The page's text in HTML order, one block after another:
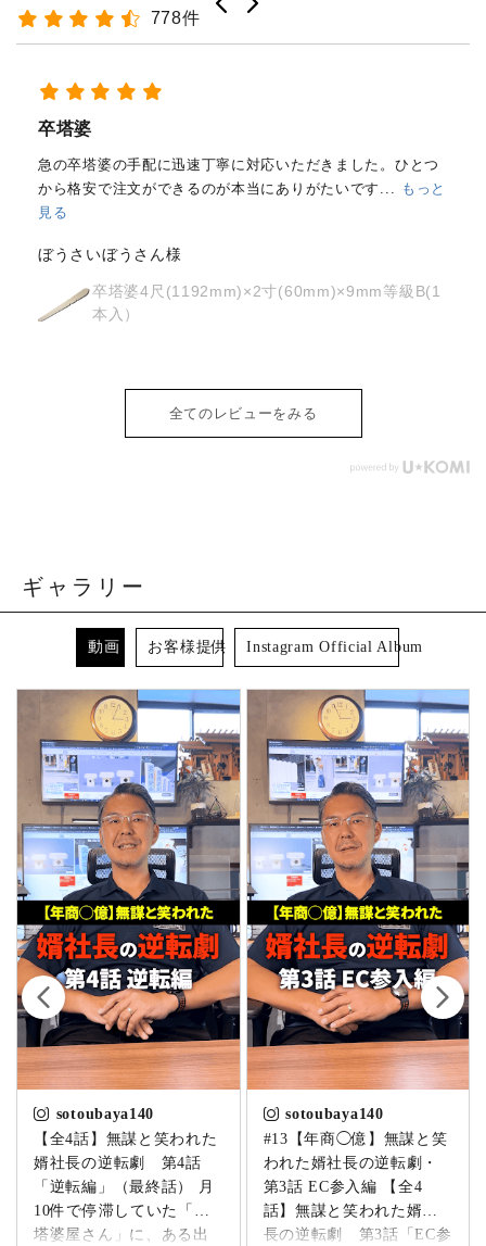
778件
経木塔婆・水塔婆五輪型１尺
(303mm)×62mm×0.4mm(200...
もっと見る
はじめて注文しました。メールと電話で内容照会しました
が、どちらも丁寧に対応していただきました。製品の
osyoh様
経木塔婆・水塔婆五輪型１尺
全てのレビューをみる
ギャラリー
動画 お客様提供 Instagram Official Album
sotoubaya140
【全4話】無謀と笑われた
婿社長の逆転劇 第4話
「逆転編」（最終話） 月
10件で停滞していた「卒
塔婆屋さん」に、ある出
sotoubaya140
#13【年商◯億】無謀と笑
われた婿社長の逆転劇・
第3話 EC参入編 【全4
話】無謀と笑われた婿社
長の逆転劇 第3話「EC参